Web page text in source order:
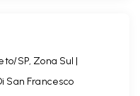
SP, Zona Sul |
San Francesco